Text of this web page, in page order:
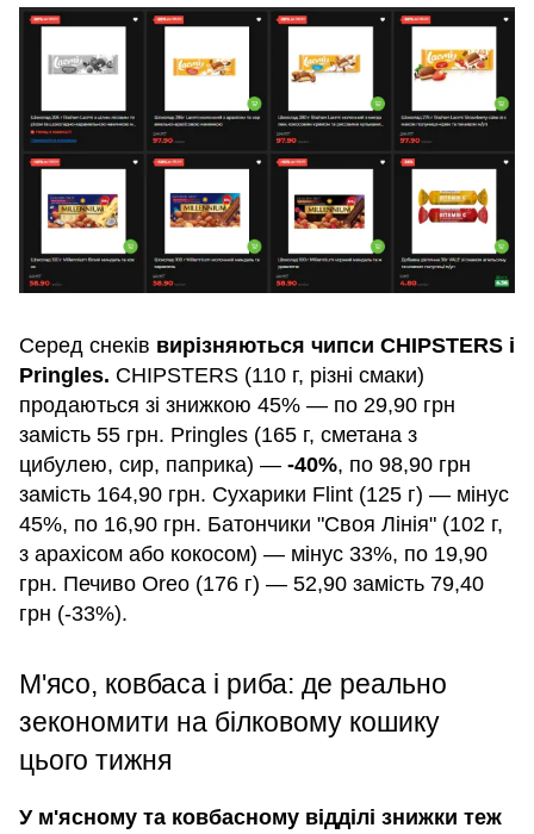
Серед снеків вирізняються чипси CHIPSTERS і
Pringles. CHIPSTERS (110 г, різні смаки)
продаються зі знижкою 45% — по 29,90 грн
замість 55 грн. Pringles (165 г, сметана з
цибулею, сир, паприка) — -40%, по 98,90 грн
замість 164,90 грн. Сухарики Flint (125 г) — мінус
45%, по 16,90 грн. Батончики "Своя Лінія" (102 г,
з арахісом або кокосом) — мінус 33%, по 19,90
грн. Печиво Oreo (176 г) — 52,90 замість 79,40
грн (-33%).
М'ясо, ковбаса і риба: де реально
зекономити на білковому кошику
цього тижня
У м'ясному та ковбасному відділі знижки теж